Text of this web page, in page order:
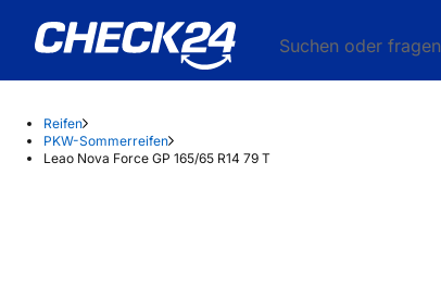
Suchen oder fragen
Reifen
PKW-Sommerreifen
Leao Nova Force GP 165/65 R14 79 T